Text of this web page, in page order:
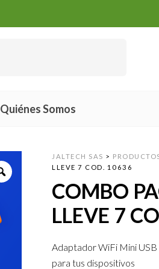
Quiénes Somos
JALTECH SAS >
LLEVE 7 COD. 10636
COMBO
LLEVE 7
Adaptador WiFi Mini
para tus dispositivos